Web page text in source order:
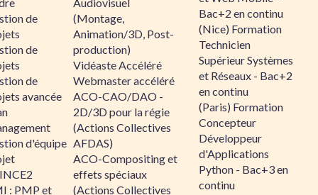
de
de
de
avancée
d'équipe
: PMP et
(Montage,
Animation/3D, Post-
production)
Vidéaste Accéléré
Webmaster accéléré
ACO-CAO/DAO -
2D/3D pour la régie
(Actions Collectives
AFDAS)
ACO-Compositing et
effets spéciaux
(Actions Collectives
Bac+2 en continu
(Nice) Formation
Technicien
Supérieur Systèmes
et Réseaux - Bac+2
en continu
(Paris) Formation
Concepteur
Développeur
d'Applications
Python - Bac+3 en
continu